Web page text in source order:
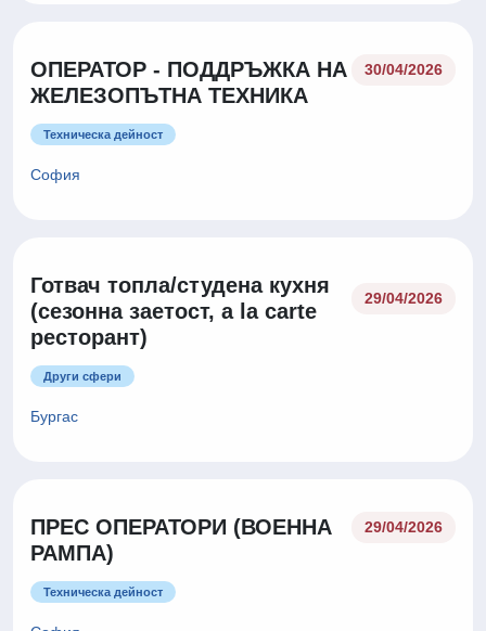
ОПЕРАТОР - ПОДДРЪЖКА НА
ЖЕЛЕЗОПЪТНА ТЕХНИКА
30/04/2026
Техническа дейност
София
Готвач топла/студена кухня
(сезонна заетост, a la carte
ресторант)
29/04/2026
Други сфери
Бургас
ПРЕС ОПЕРАТОРИ (ВОЕННА
РАМПА)
29/04/2026
Техническа дейност